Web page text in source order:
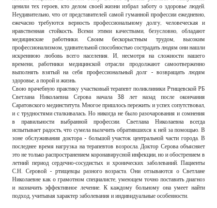
ценили тех героев, кто делом своей жизни избрал заботу о здоровье людей.
Неудивительно, что от представителей самой гуманной профессии ежедневно,
ежечасно требуются верность профессиональному долгу, человеческая и
нравственная стойкость. Всеми этими качествами, безусловно, обладают
медицинские работники. Своим бескорыстным трудом, высоким
профессионализмом, удивительной способностью сострадать людям они нашли
искреннюю любовь всего населения. И, несмотря на сложности нашего
времени, работники медицинской отрасли продолжают самоотверженно
выполнять взятый на себя профессиональный долг - возвращать людям
здоровье, а порой и жизнь.
Свою врачебную практику участковый терапевт поликлиники Ртищевской РБ
Светлана Николаевна Серова начала 38 лет назад после окончания
Саратовского мединститута. Многое пришлось пережить: и успех сопутствовал,
и с трудностями сталкивалась. Но никогда не было разочарования и сомнения
в правильности выбранной профессии. Светлана Николаевна всегда
испытывает радость, что сумела вылечить обратившихся к ней за помощью. В
зоне обслуживания доктора - большой участок центральной части города. В
последнее время нагрузка на терапевтов возросла. Доктор Серова объясняет
это не только распространением коронавирусной инфекции, но и обострением в
летний период сердечно-сосудистых и хронических заболеваний. Пациенты
С.Н. Серовой - ртищевцы разного возраста. Они отзываются о Светлане
Николаевне как о грамотном специалисте, умеющем точно поставить диагноз
и назначить эффективное лечение. К каждому больному она умеет найти
подход, учитывая характер заболевания и индивидуальные особенности.